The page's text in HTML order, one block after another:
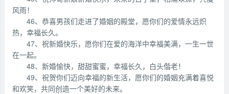
风雨！
46、恭喜男孩们走进了婚姻的殿堂，愿你们的爱情永远炽
热，幸福长久。
47、祝新婚快乐，愿你们在爱的海洋中幸福美满，一生一世
在一起。
48、新婚愉快，甜甜蜜蜜，幸福长久，白头偕老！
49、祝贺你们迈向幸福的新生活，愿你们的婚姻充满着喜悦
和欢笑，共同创造一个美好的未来。